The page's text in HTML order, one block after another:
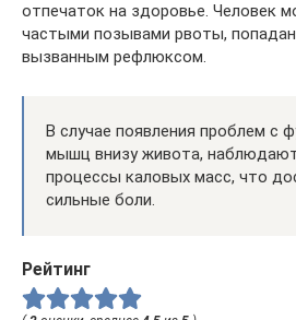
отпечаток на здоровье. Человек
частыми позывами рвоты,
вызванным рефлюксом.
В случае появления проблем с
мышц внизу живота,
процессы каловых масс, что
сильные боли.
Рейтинг